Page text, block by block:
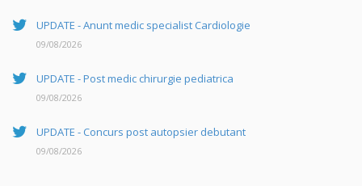
UPDATE - Anunt medic specialist Cardiologie
09/08/2026
UPDATE - Post medic chirurgie pediatrica
09/08/2026
UPDATE - Concurs post autopsier debutant
09/08/2026